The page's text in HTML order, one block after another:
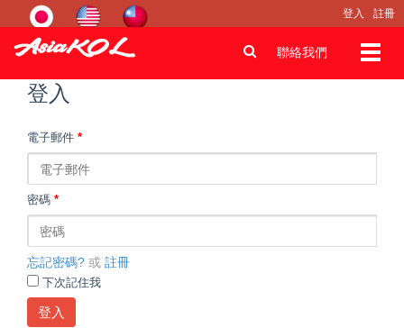
登入 註冊
聯絡我們
登入
電子郵件 *
密碼 *
忘記密碼? 或 註冊
下次記住我
登入